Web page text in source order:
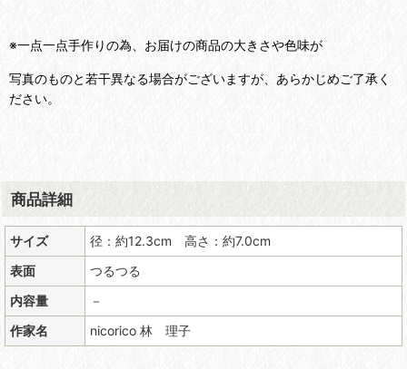
※一点一点手作りの為、お届けの商品の大きさや色味が
写真のものと若干異なる場合がございますが、あらかじめご了承く
ださい。
商品詳細
サイズ
径：約12.3cm 高さ：約7.0cm
表面
つるつる
内容量
－
作家名
nicorico 林 理子